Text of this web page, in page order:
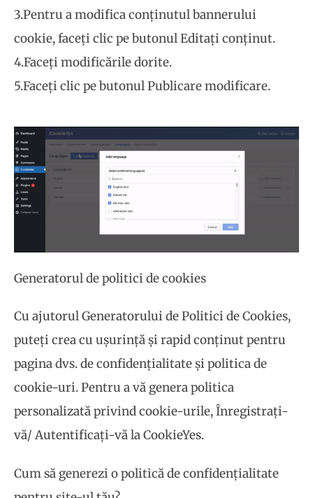
3.Pentru a modifica conținutul bannerului
cookie, faceți clic pe butonul Editați conținut.
4.Faceți modificările dorite.
5.Faceți clic pe butonul Publicare modificare.
Generatorul de politici de cookies
Cu ajutorul Generatorului de Politici de Cookies,
puteți crea cu ușurință și rapid conținut pentru
pagina dvs. de confidențialitate și politica de
cookie-uri. Pentru a vă genera politica
personalizată privind cookie-urile, Înregistrați-
vă/ Autentificați-vă la CookieYes.
Cum să generezi o politică de confidențialitate